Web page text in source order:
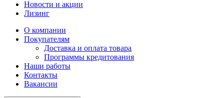
Новости и акции
Лизинг
О компании
Покупателям
Доставка и оплата товара
Программы кредитования
Наши работы
Контакты
Вакансии